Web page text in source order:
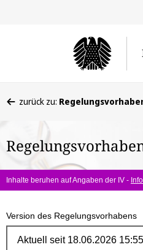
befinden
hier:
zurück zu:
Inhalte beruhen auf Angaben der IV -
Version des Regelungsvorhabens